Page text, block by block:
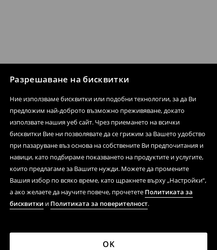
Разрешаване на бисквитки
Ние използваме бисквитки или подобни технологии, за да Ви
предложим най-доброто възможно преживяване, докато
използвате нашия уеб сайт. Чрез приемането на всички
бисквитки Вие ни позволявате да се грижим за Вашето удобство
при пазаруване въз основа на собствените Ви предпочитания и
навици, като подбираме показването на продуктите и услугите,
които предлагаме за Вашите нужди. Можете да промените
Вашия избор по всяко време, като щракнете върху „Настройки“,
а ако желаете да научите повече, прочетете Политиката за
бисквитки и Политиката за поверителност.
OK